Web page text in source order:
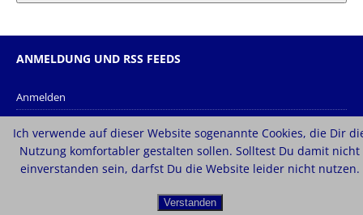
ANMELDUNG UND RSS FEEDS
Anmelden
Kommentar-Feed
WordPress.org
Ich verwende auf dieser Website sogenannte Cookies, die Dir
Nutzung komfortabler gestalten sollen. Solltest Du damit nicht
einverstanden sein, darfst Du die Website leider nicht nutzen.
Verstanden